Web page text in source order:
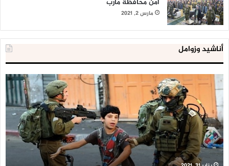
أمن محافظة مأرب
مارس 2, 2021
أناشيد وزوامل
العدو
الإسرائيلي
اعتقل
543
طفلا
فلسطينيا
خلال
2020